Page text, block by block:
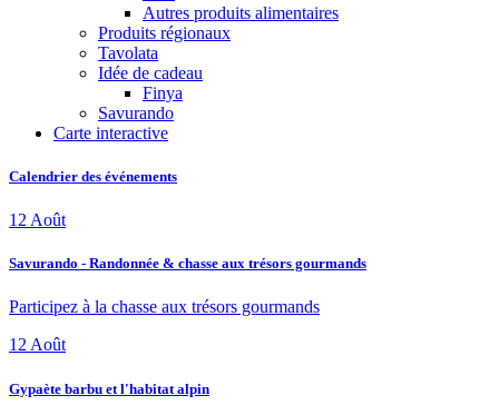
Autres produits alimentaires
Produits régionaux
Tavolata
Idée de cadeau
Finya
Savurando
Carte interactive
Calendrier des événements
12 Août
Savurando - Randonnée & chasse aux trésors gourmands
Participez à la chasse aux trésors gourmands
12Août
Gypaète barbu et l'habitat alpin